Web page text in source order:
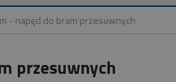
- napęd do bram przesuwnych
przesuwnych